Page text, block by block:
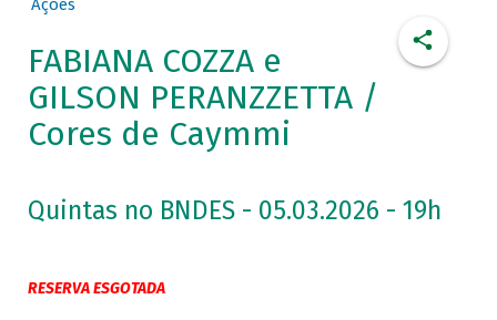
Ações
FABIANA COZZA e
GILSON PERANZZETTA /
Cores de Caymmi
Quintas no BNDES - 05.03.2026 - 19h
RESERVA ESGOTADA